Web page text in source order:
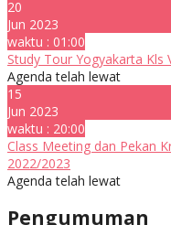
20
Jun 2023
waktu : 01:00
Study Tour Yogyakarta Kls
Agenda telah lewat
15
Jun 2023
waktu : 20:00
Class Meeting dan Pekan
2022/2023
Agenda telah lewat
Pengumuman